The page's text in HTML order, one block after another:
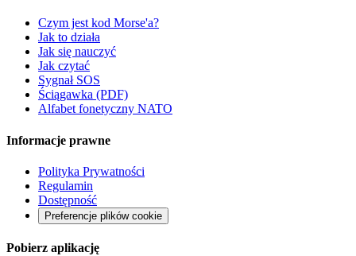
Czym jest kod Morse'a?
Jak to działa
Jak się nauczyć
Jak czytać
Sygnał SOS
Ściągawka (PDF)
Alfabet fonetyczny NATO
Informacje prawne
Polityka Prywatności
Regulamin
Dostępność
Preferencje plików cookie
Pobierz aplikację